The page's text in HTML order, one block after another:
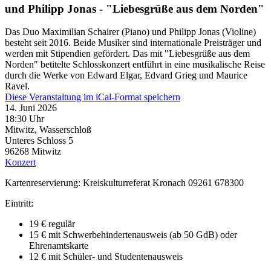
und Philipp Jonas - "Liebesgrüße aus dem Norden"
Das Duo Maximilian Schairer (Piano) und Philipp Jonas (Violine)
besteht seit 2016. Beide Musiker sind internationale Preisträger und
werden mit Stipendien gefördert. Das mit "Liebesgrüße aus dem
Norden" betitelte Schlosskonzert entführt in eine musikalische Reise
durch die Werke von Edward Elgar, Edvard Grieg und Maurice
Ravel.
Diese Veranstaltung im iCal-Format speichern
14. Juni 2026
18:30 Uhr
Mitwitz, Wasserschloß
Unteres Schloss 5
96268 Mitwitz
Konzert
Kartenreservierung: Kreiskulturreferat Kronach 09261 678300
Eintritt:
19 € regulär
15 € mit Schwerbehindertenausweis (ab 50 GdB) oder
Ehrenamtskarte
12 € mit Schüler- und Studentenausweis